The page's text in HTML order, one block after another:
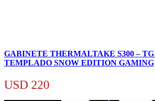
GABINETE THERMALTAKE S300 –
TEMPLADO SNOW EDITION GAMING
USD 220